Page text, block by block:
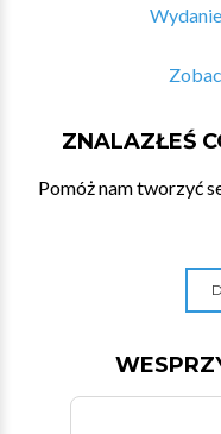
ZNALAZŁEŚ
Pomóż nam tworzyć